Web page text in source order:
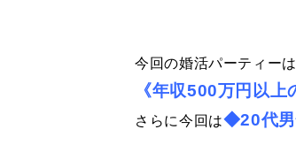
今回の婚活パーティーは
《年収500万円以上
さらに今回は◆20代